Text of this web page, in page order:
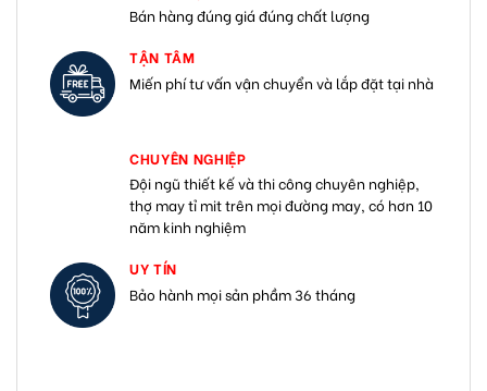
Bán hàng đúng giá đúng chất lượng
TẬN TÂM
Miến phí tư vấn vận chuyển và lắp đặt tại nhà
CHUYÊN NGHIỆP
Đội ngũ thiết kế và thi công chuyên nghiệp,
thợ may tỉ mit trên mọi đường may, có hơn 10
năm kinh nghiệm
UY TÍN
Bảo hành mọi sản phầm 36 tháng